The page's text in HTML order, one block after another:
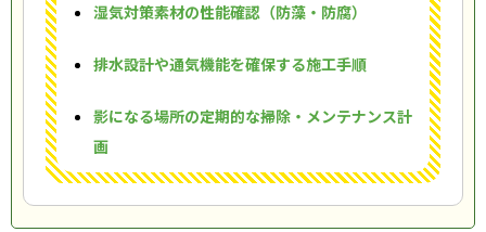
湿気対策素材の性能確認（防藻・防腐）
排水設計や通気機能を確保する施工手順
影になる場所の定期的な掃除・メンテナンス計
画